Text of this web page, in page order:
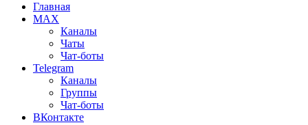
Главная
MAX
Каналы
Чаты
Чат-боты
Telegram
Каналы
Группы
Чат-боты
ВКонтакте